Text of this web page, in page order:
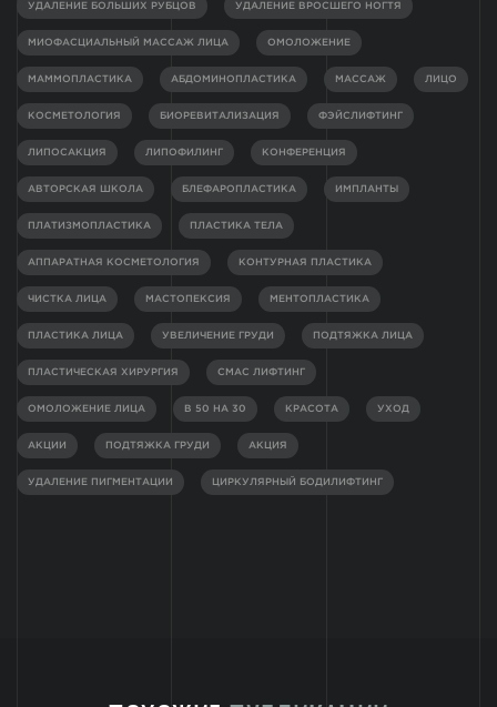
УДАЛЕНИЕ БОЛЬШИХ РУБЦОВ УДАЛЕНИЕ ВРОСШЕГО НОГТЯ
МИОФАСЦИАЛЬНЫЙ МАССАЖ ЛИЦА ОМОЛОЖЕНИЕ
МАММОПЛАСТИКА АБДОМИНОПЛАСТИКА МАССАЖ ЛИЦО
КОСМЕТОЛОГИЯ БИОРЕВИТАЛИЗАЦИЯ ФЭЙСЛИФТИНГ
ЛИПОСАКЦИЯ ЛИПОФИЛИНГ КОНФЕРЕНЦИЯ
АВТОРСКАЯ ШКОЛА БЛЕФАРОПЛАСТИКА ИМПЛАНТЫ
ПЛАТИЗМОПЛАСТИКА ПЛАСТИКА ТЕЛА
АППАРАТНАЯ КОСМЕТОЛОГИЯ КОНТУРНАЯ ПЛАСТИКА
ЧИСТКА ЛИЦА МАСТОПЕКСИЯ МЕНТОПЛАСТИКА
ПЛАСТИКА ЛИЦА УВЕЛИЧЕНИЕ ГРУДИ ПОДТЯЖКА ЛИЦА
ПЛАСТИЧЕСКАЯ ХИРУРГИЯ СМАС ЛИФТИНГ
ОМОЛОЖЕНИЕ ЛИЦА В 50 НА 30 КРАСОТА УХОД
АКЦИИ ПОДТЯЖКА ГРУДИ АКЦИЯ
УДАЛЕНИЕ ПИГМЕНТАЦИИ ЦИРКУЛЯРНЫЙ БОДИЛИФТИНГ